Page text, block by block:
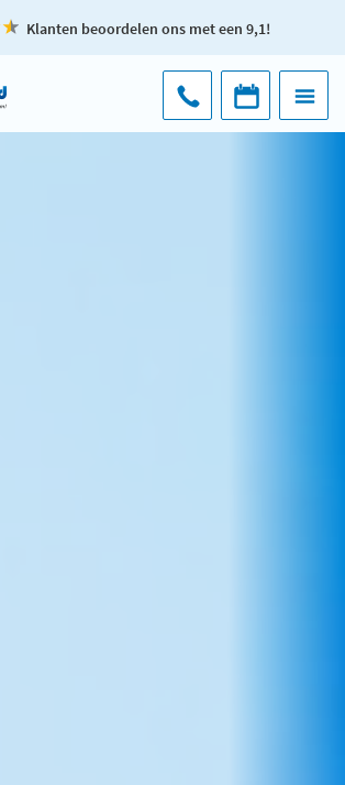
Klanten beoordelen ons met een 9,1!